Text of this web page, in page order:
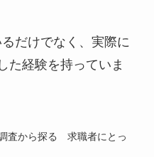
だけでなく、実際に
た経験を持っていま
査から探る 求職者にとっ